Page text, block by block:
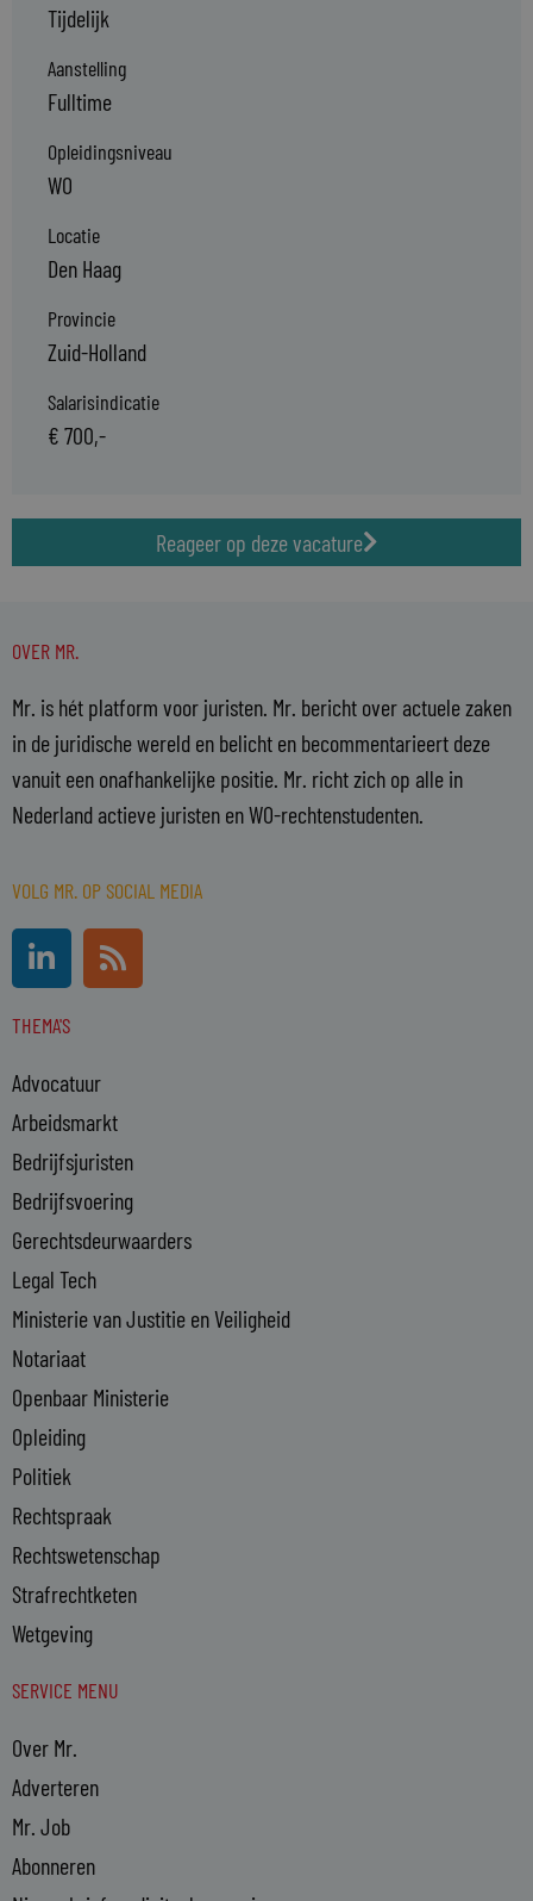
Tijdelijk
Aanstelling
Fulltime
Opleidingsniveau
WO
Locatie
Den Haag
Provincie
Zuid-Holland
Salarisindicatie
€ 700,-
Reageer op deze vacature
OVER MR.
Mr. is hét platform voor juristen. Mr. bericht over actuele zaken
in de juridische wereld en belicht en becommentarieert deze
vanuit een onafhankelijke positie. Mr. richt zich op alle in
Nederland actieve juristen en WO-rechtenstudenten.
VOLG MR. OP SOCIAL MEDIA
L
i
n
k
d
i
n
-
i
n
R
s
s
THEMA'S
Advocatuur
Arbeidsmarkt
Bedrijfsjuristen
Bedrijfsvoering
Gerechtsdeurwaarders
Legal Tech
Ministerie van Justitie en Veiligheid
Notariaat
Openbaar Ministerie
Opleiding
Politiek
Rechtspraak
Rechtswetenschap
Strafrechtketen
Wetgeving
SERVICE MENU
Over Mr.
Adverteren
Mr. Job
Abonneren